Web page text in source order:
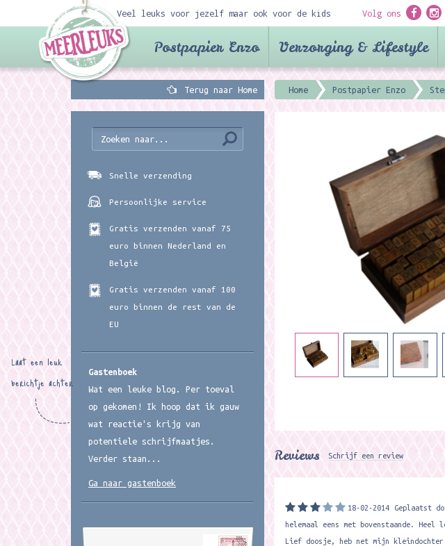
Veel leuks voor jezelf maar ook voor de kids Volg ons
Postpapier Enzo Verzorging & Lifestyle
Terug naar Home Home Postpapier Enzo
Reviews Schrijf een review
18-02-2014
Geplaatst
helemaal eens met bovenstaande.
Lief doosje, heb net mijn
Snelle verzending
Persoonlijke service
Gratis verzenden vanaf 75
euro binnen Nederland en
België
Gratis verzenden vanaf 100
euro binnen de rest van de
EU
Gastenboek
Wat een leuke blog. Per toeval
op gekomen! Ik hoop dat ik gauw
wat reactie's krijg van
potentiele schrijfmaatjes.
Verder staan...
Laat een leuk
berichtje achter
Ga naar gastenboek